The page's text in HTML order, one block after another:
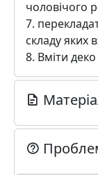
чоловічого
7.
складу яких
8. Вміти деко